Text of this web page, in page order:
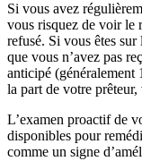
Si vous avez
vous risquez de voir le
refusé. Si vous êtes
que vous n’avez pas
anticipé (généralement
la part de votre
L’examen proactif de
disponibles pour
comme un signe